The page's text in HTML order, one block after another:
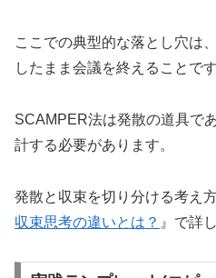
ここでの典型的な落とし穴は
したまま会議を終えることです
SCAMPER法は発散の道具で
計する必要があります。
発散と収束を切り分ける考え
収束思考の違いとは？ 』で詳